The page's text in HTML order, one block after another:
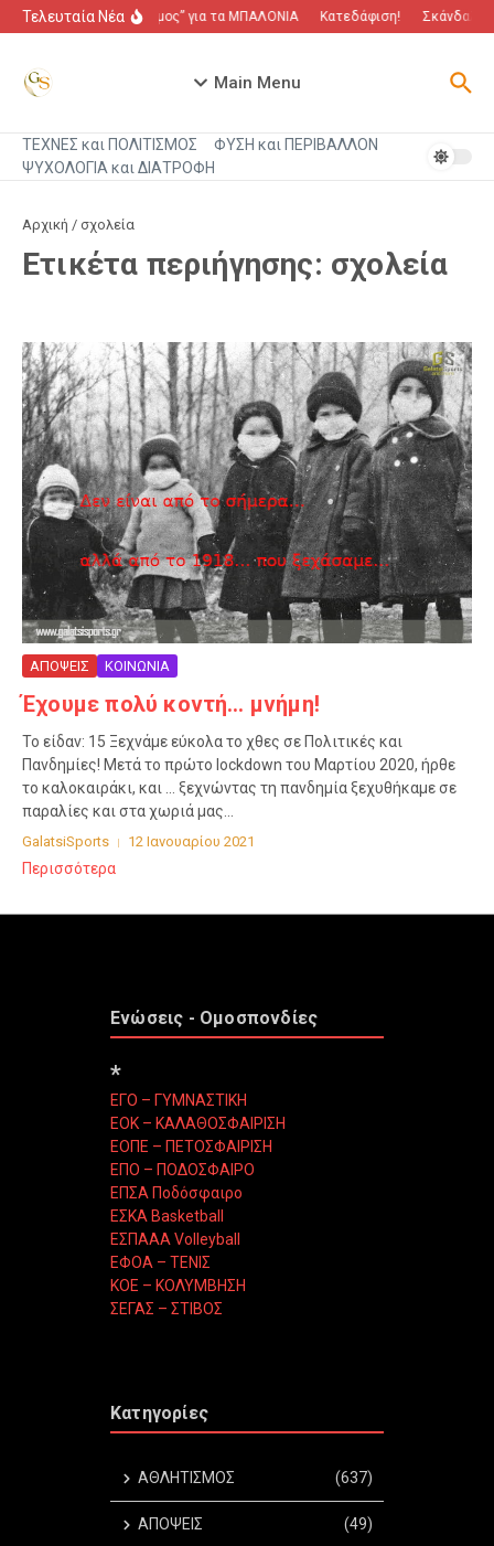
Μετάβαση στο περιεχόμενο
Τελευταία Νέα“Πόλεμος” για τα ΜΠΑΛΟΝΙΑ Κατεδάφιση! Σκάνδαλο
Main Menu
ΤΕΧΝΕΣ και ΠΟΛΙΤΙΣΜΟΣ
ΦΥΣΗ και ΠΕΡΙΒΑΛΛΟΝ
ΨΥΧΟΛΟΓΙΑ και ΔΙΑΤΡΟΦΗ
Αρχική / σχολεία
Ετικέτα περιήγησης: σχολεία
ΑΠΟΨΕΙΣ ΚΟΙΝΩΝΙΑ
Έχουμε πολύ κοντή… μνήμη!
Το είδαν: 15 Ξεχνάμε εύκολα το χθες σε Πολιτικές και
Πανδημίες! Μετά το πρώτο lockdown του Μαρτίου 2020, ήρθε
το καλοκαιράκι, και … ξεχνώντας τη πανδημία ξεχυθήκαμε σε
παραλίες και στα χωριά μας...
GalatsiSports 12 Ιανουαρίου 2021
Περισσότερα
Ενώσεις - Ομοσπονδίες
*
ΕΓΟ – ΓΥΜΝΑΣΤΙΚΗ
ΕΟΚ – ΚΑΛΑΘΟΣΦΑΙΡΙΣΗ
ΕΟΠΕ – ΠΕΤΟΣΦΑΙΡΙΣΗ
ΕΠΟ – ΠΟΔΟΣΦΑΙΡΟ
ΕΠΣΑ Ποδόσφαιρο
ΕΣΚΑ Basketball
ΕΣΠΑΑΑ Volleyball
ΕΦΟΑ – ΤΕΝΙΣ
ΚΟΕ – ΚΟΛΥΜΒΗΣΗ
ΣΕΓΑΣ – ΣΤΙΒΟΣ
Κατηγορίες
ΑΘΛΗΤΙΣΜΟΣ (637)
ΑΠΟΨΕΙΣ (49)